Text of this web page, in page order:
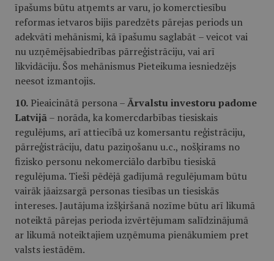
īpašums būtu atņemts ar varu, jo komerctiesību
reformas ietvaros bijis paredzēts pārejas periods un
adekvāti mehānismi, kā īpašumu saglabāt – veicot vai
nu uzņēmējsabiedrības pārreģistrāciju, vai arī
likvidāciju. Šos mehānismus Pieteikuma iesniedzējs
neesot izmantojis.
10. Pieaicinātā persona –Ārvalstu investoru padome
Latvijā– norāda, ka komercdarbības tiesiskais
regulējums, arī attiecībā uz komersantu reģistrāciju,
pārreģistrāciju, datu paziņošanu u.c., nošķirams no
fizisko personu nekomerciālo darbību tiesiskā
regulējuma. Tieši pēdējā gadījumā regulējumam būtu
vairāk jāaizsargā personas tiesības un tiesiskās
intereses. Jautājuma izšķiršanā nozīme būtu arī likumā
noteiktā pārejas perioda izvērtējumam salīdzinājumā
ar likumā noteiktajiem uzņēmuma pienākumiem pret
valsts iestādēm.